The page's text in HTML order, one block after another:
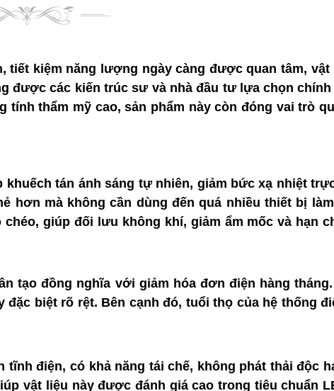
tiết kiệm năng lượng ngày càng được quan tâm,
được các kiến trúc sư và nhà đầu tư lựa chọn
tính thẩm mỹ cao, sản phẩm này còn đóng vai trò
tán ánh sáng tự nhiên, giảm bức xạ nhiệt
hơn mà không cần dùng đến quá nhiều thiết bị
giúp đối lưu không khí, giảm ẩm mốc và hạn
tạo đồng nghĩa với giảm hóa đơn điện hàng
biệt rõ rệt. Bên cạnh đó, tuổi thọ của hệ thống
điện, có khả năng tái chế, không phát thải độc
vật liệu này được đánh giá cao trong tiêu chuẩn